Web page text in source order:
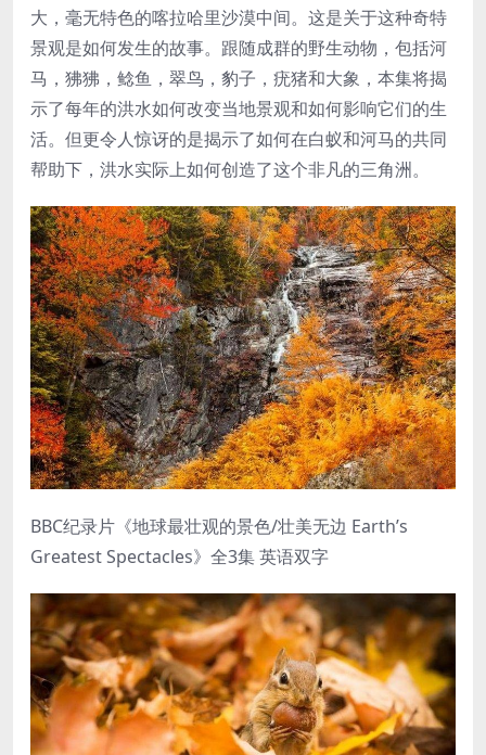
大，毫无特色的喀拉哈里沙漠中间。这是关于这种奇特
景观是如何发生的故事。跟随成群的野生动物，包括河
马，狒狒，鲶鱼，翠鸟，豹子，疣猪和大象，本集将揭
示了每年的洪水如何改变当地景观和如何影响它们的生
活。但更令人惊讶的是揭示了如何在白蚁和河马的共同
帮助下，洪水实际上如何创造了这个非凡的三角洲。
BBC纪录片《地球最壮观的景色/壮美无边 Earth’s
Greatest Spectacles》全3集 英语双字